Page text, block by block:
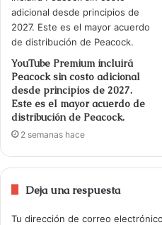
YouTube Premium incluirá
Peacock sin costo adicional
desde principios de 2027.
Este es el mayor acuerdo de
distribución de Peacock.
2 semanas hace
Deja una respuesta
Tu dirección de correo